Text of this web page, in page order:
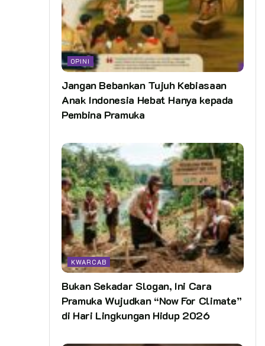
OPINI
Jangan Bebankan Tujuh Kebiasaan
Anak Indonesia Hebat Hanya kepada
Pembina Pramuka
KWARCAB
Bukan Sekadar Slogan, Ini Cara
Pramuka Wujudkan “Now For Climate”
di Hari Lingkungan Hidup 2026